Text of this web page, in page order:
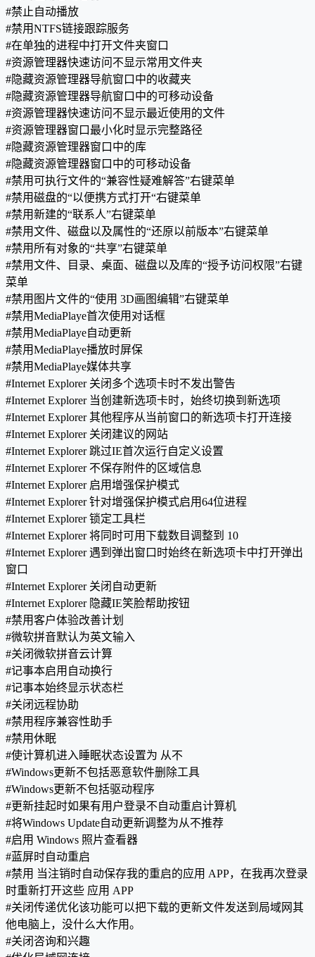
#禁止自动播放
#禁用NTFS链接跟踪服务
#在单独的进程中打开文件夹窗口
#资源管理器快速访问不显示常用文件夹
#隐藏资源管理器导航窗口中的收藏夹
#隐藏资源管理器导航窗口中的可移动设备
#资源管理器快速访问不显示最近使用的文件
#资源管理器窗口最小化时显示完整路径
#隐藏资源管理器窗口中的库
#隐藏资源管理器窗口中的可移动设备
#禁用可执行文件的“兼容性疑难解答”右键菜单
#禁用磁盘的“以便携方式打开“右键菜单
#禁用新建的“联系人”右键菜单
#禁用文件、磁盘以及属性的“还原以前版本”右键菜单
#禁用所有对象的“共享”右键菜单
#禁用文件、目录、桌面、磁盘以及库的“授予访问权限”右键
菜单
#禁用图片文件的“使用 3D画图编辑”右键菜单
#禁用MediaPlaye首次使用对话框
#禁用MediaPlaye自动更新
#禁用MediaPlaye播放时屏保
#禁用MediaPlaye媒体共享
#Internet Explorer 关闭多个选项卡时不发出警告
#Internet Explorer 当创建新选项卡时，始终切换到新选项
#Internet Explorer 其他程序从当前窗口的新选项卡打开连接
#Internet Explorer 关闭建议的网站
#Internet Explorer 跳过IE首次运行自定义设置
#Internet Explorer 不保存附件的区域信息
#Internet Explorer 启用增强保护模式
#Internet Explorer 针对增强保护模式启用64位进程
#Internet Explorer 锁定工具栏
#Internet Explorer 将同时可用下载数目调整到 10
#Internet Explorer 遇到弹出窗口时始终在新选项卡中打开弹出
窗口
#Internet Explorer 关闭自动更新
#Internet Explorer 隐藏IE笑脸帮助按钮
#禁用客户体验改善计划
#微软拼音默认为英文输入
#关闭微软拼音云计算
#记事本启用自动换行
#记事本始终显示状态栏
#关闭远程协助
#禁用程序兼容性助手
#禁用休眠
#使计算机进入睡眠状态设置为 从不
#Windows更新不包括恶意软件删除工具
#Windows更新不包括驱动程序
#更新挂起时如果有用户登录不自动重启计算机
#将Windows Update自动更新调整为从不推荐
#启用 Windows 照片查看器
#蓝屏时自动重启
#禁用 当注销时自动保存我的重启的应用 APP，在我再次登录
时重新打开这些 应用 APP
#关闭传递优化该功能可以把下载的更新文件发送到局域网其
他电脑上，没什么大作用。
#关闭咨询和兴趣